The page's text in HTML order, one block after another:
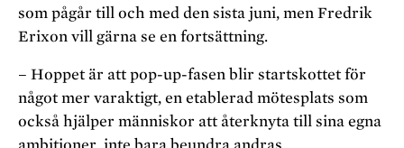
som pågår till och med den sista juni, men Fredrik
Erixon vill gärna se en fortsättning.
– Hoppet är att pop-up-fasen blir startskottet för
något mer varaktigt, en etablerad mötesplats som
också hjälper människor att återknyta till sina egna